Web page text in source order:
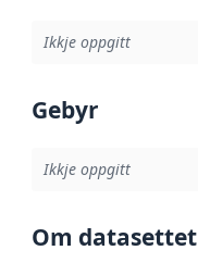
Ikkje oppgitt
Gebyr
Ikkje oppgitt
Om datasettet